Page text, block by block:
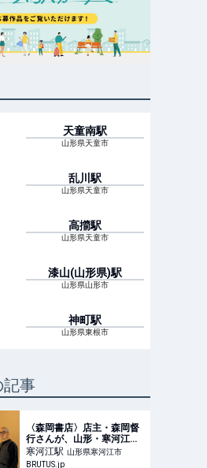
天童南駅
山形県天童市
乱川駅
山形県天童市
高擶駅
山形県天童市
漆山(山形県)駅
山形県山形市
神町駅
山形県東根市
記事
〈森岡書店〉店主・森岡督
行さんが、山形・寒河江で
〈寒河江百貨店〉を始動 |
ブルータス| BRUTUS.jp
寒河江駅 山形県寒河江市
BRUTUS.jp